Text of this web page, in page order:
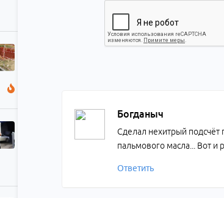
Богданыч
Сделал нехитрый подсчёт
пальмового масла... Вот и
Ответить